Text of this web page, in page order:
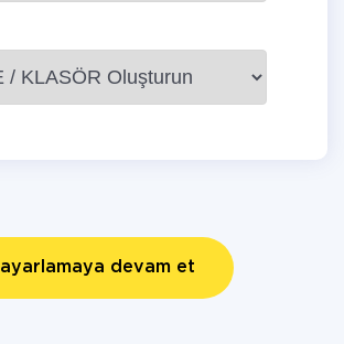
ayarlamaya devam et